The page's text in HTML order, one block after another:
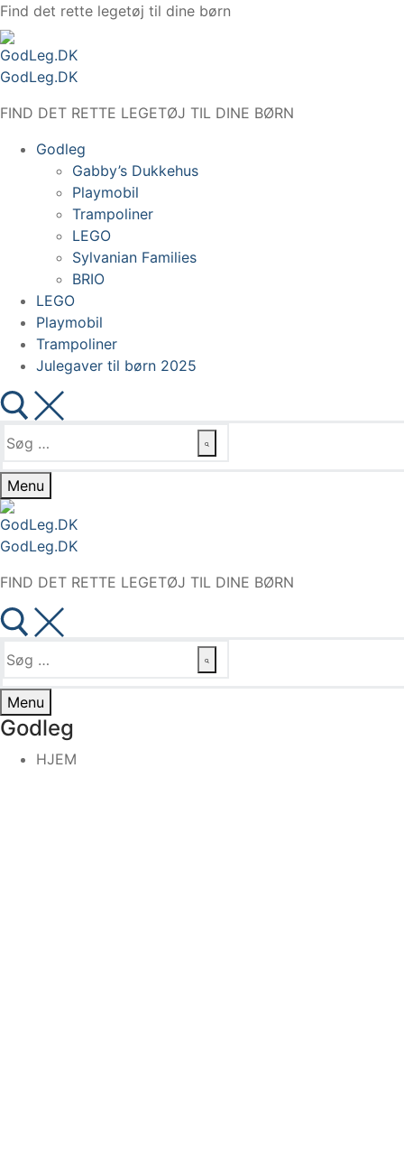
Spring
til
indhold
Find det rette legetøj til dine børn
GodLeg.DK
FIND DET RETTE LEGETØJ TIL DINE BØRN
Godleg
Gabby’s Dukkehus
Playmobil
Trampoliner
LEGO
Sylvanian Families
BRIO
LEGO
Playmobil
Trampoliner
Julegaver til børn 2025
Søg
efter:
Menu
GodLeg.DK
FIND DET RETTE LEGETØJ TIL DINE BØRN
Søg
efter:
Menu
Godleg
HJEM